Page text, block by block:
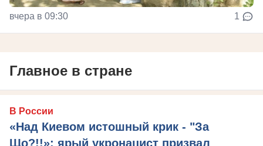
вчера в 09:30 1
Главное в стране
В России
«Над Киевом истошный крик - "За
Що?!!»: ярый укронацист призвал